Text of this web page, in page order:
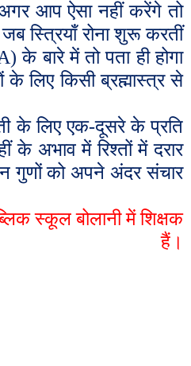
आप ऐसा नहीं करेंगे तो
स्त्रियाँ रोना शुरू करतीं
) के बारे में तो पता ही होगा
के लिए किसी ब्रह्मास्त्र से
के लिए एक-दूसरे के प्रति
के अभाव में रिश्तों में दरार
गुणों को अपने अंदर संचार
स्कूल बोलानी में शिक्षक
हैं।